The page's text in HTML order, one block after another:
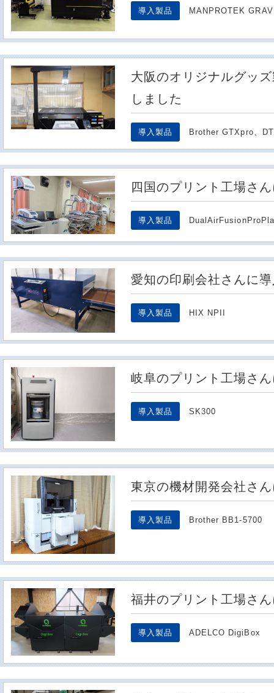
導入製品 MANPROTEK
大阪のオリジナルグッ
しました
導入製品 Brother GTXpro、
四国のプリント工場さ
導入製品
愛知の印刷会社さんに
導入製品 HIX NPII
岐阜のプリント工場さ
導入製品 SK300
東京の機材開発会社さ
導入製品 Brother BB1-5700
福井のプリント工場さ
導入製品 ADELCO DigiBox